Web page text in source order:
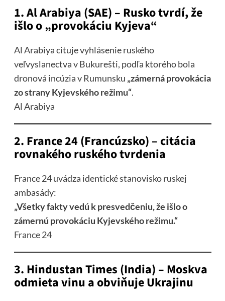
1. Al Arabiya (SAE) – Rusko tvrdí, že
išlo o „provokáciu Kyjeva“
Al Arabiya cituje vyhlásenie ruského
veľvyslanectva v Bukurešti, podľa ktorého bola
dronová incúzia v Rumunsku „zámerná provokácia
zo strany Kyjevského režimu“.
Al Arabiya
2. France 24 (Francúzsko) – citácia
rovnakého ruského tvrdenia
France 24 uvádza identické stanovisko ruskej
ambasády:
„Všetky fakty vedú k presvedčeniu, že išlo o
zámernú provokáciu Kyjevského režimu.“
France 24
3. Hindustan Times (India) – Moskva
odmieta vinu a obviňuje Ukrajinu